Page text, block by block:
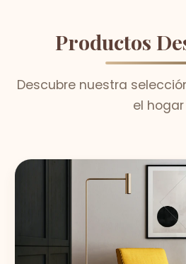
Productos
Descubre nuestra
el hogar